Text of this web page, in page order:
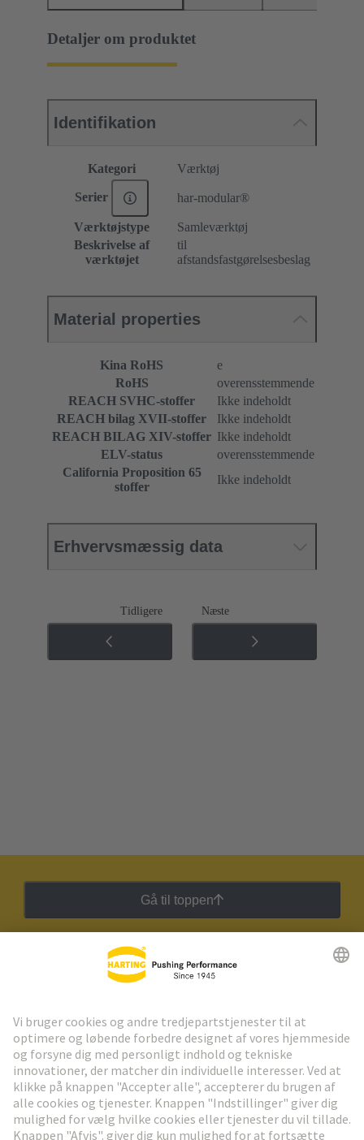
Detaljer om produktet
Identifikation
Kategori Værktøj
Serier har-modular®
Værktøjstype
Samleværktøj
Beskrivelse af
værktøjet
til
afstandsfastgørelsesbeslag
Material properties
Kina RoHS
e
RoHS
overensstemmende
REACH SVHC-stoffer
Ikke indeholdt
REACH bilag XVII-stoffer
Ikke indeholdt
REACH BILAG XIV-stoffer Ikke indeholdt
ELV-status
overensstemmende
California Proposition 65
stoffer
Ikke indeholdt
Erhvervsmæssig data
Tidligere Næste
Gå til toppen
HARTING Newsletter
Gå til registrering
Social Media